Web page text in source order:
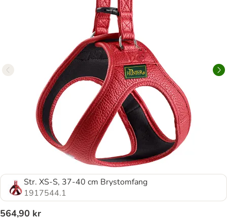
Str. XS-S, 37-40 cm Brystomfang
1917544.1
564,90 kr